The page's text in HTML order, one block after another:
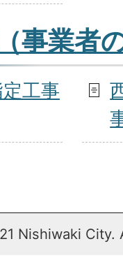
事業者
工事
Nishiwaki City.